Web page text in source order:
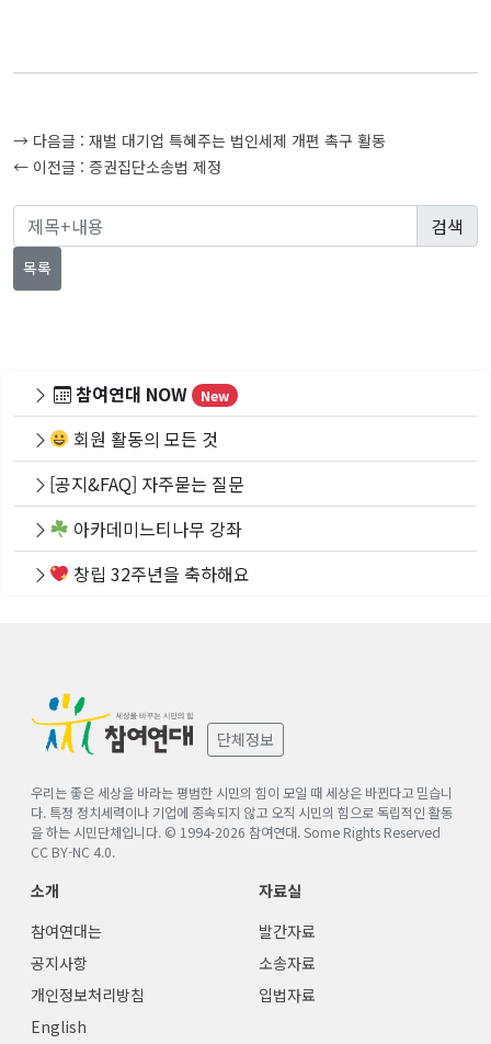
글
탐
색
→ 다음글 : 재벌 대기업 특혜주는 법인세제 개편 촉구 활동
← 이전글 : 증권집단소송법 제정
목록
참여연대 NOW New
회원 활동의 모든 것
[공지&FAQ] 자주묻는 질문
아카데미느티나무 강좌
창립 32주년을 축하해요
단체정보
우리는 좋은 세상을 바라는 평범한 시민의 힘이 모일 때 세상은 바뀐다고 믿습니
다. 특정 정치세력이나 기업에 종속되지 않고 오직 시민의 힘으로 독립적인 활동
을 하는 시민단체입니다. © 1994-2026 참여연대. Some Rights Reserved
CC BY-NC 4.0.
소개
참여연대는
공지사항
개인정보처리방침
English
자료실
발간자료
소송자료
입법자료